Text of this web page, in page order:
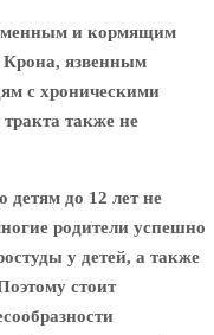
и кормящим
язвенным
с хроническими
также не
детям до 12 лет не
родители успешно
у детей, а также
стоит